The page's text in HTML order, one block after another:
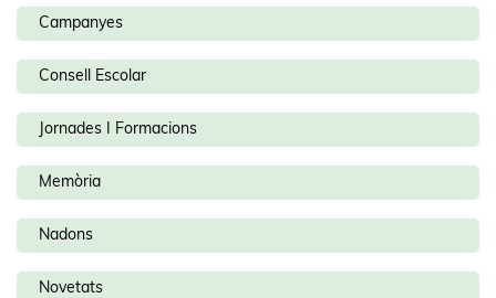
Campanyes
Consell Escolar
Jornades I Formacions
Memòria
Nadons
Novetats